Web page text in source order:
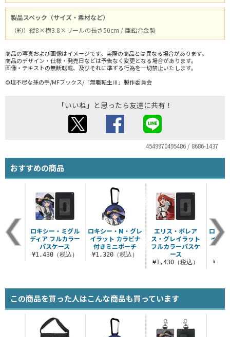
製品スペック（サイズ・素材など）
（約）縦8×横3.8×リールの長さ50cm / 亜鉛合金製
商品の写真および画像はイメージです。実際の商品とは異なる場合があります。
商品のデザイン・仕様・発売日などは予告なく変更となる場合があります。
画像・テキストの無断転載、及びそれに準ずる行為を一切禁止いたします。
©理不尽な孫の手/MFブックス/「無職転生Ⅲ」製作委員会
「いいね」と思ったら友達に共有！
4549970495486 / 8686-1437
おすすめの商品
ロキシー・M・グレ
イラット カラビナ
付きミニポーチ
¥1,320（税込）
エリス・ボレア
ス・グレイラット
フルカラーパスケ
ース
¥1,430（税込）
ロキシ
イラ
ス（
ロキシー・ミグル
ディア フルカラー
パスケース
¥1,430（税込）
この商品を買った人はこんな商品も買っています